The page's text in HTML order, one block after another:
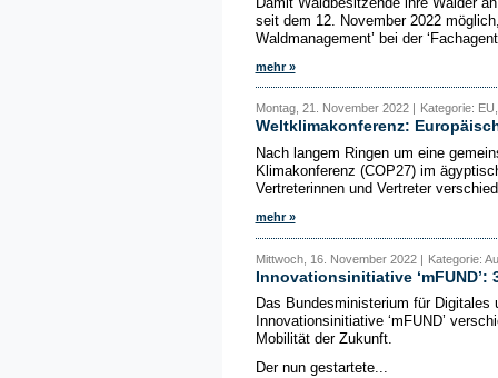
seit dem 12. November 2022
Waldmanagement’ bei der
mehr »
Montag, 21. November 2022 | Kategorie:
Weltklimakonferenz:
Nach langem Ringen um eine
Klimakonferenz (COP27) im
Vertreterinnen und Vertreter
mehr »
Mittwoch, 16. November 2022 | Kategorie:
Innovationsinitiative
Das Bundesministerium für
Innovationsinitiative ‘mFUND’
Mobilität der Zukunft.
Der nun gestartete...